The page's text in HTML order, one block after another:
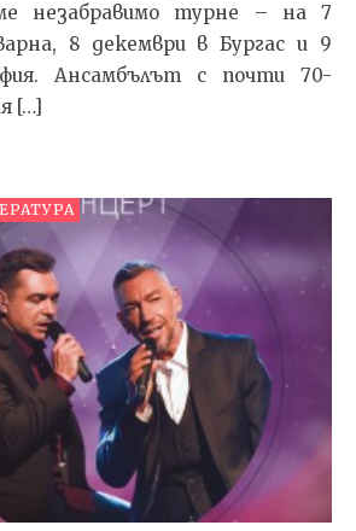
незабравимо турне – на 7
8 декември в Бургас и 9
Ансамбълът с почти 70-
[…]